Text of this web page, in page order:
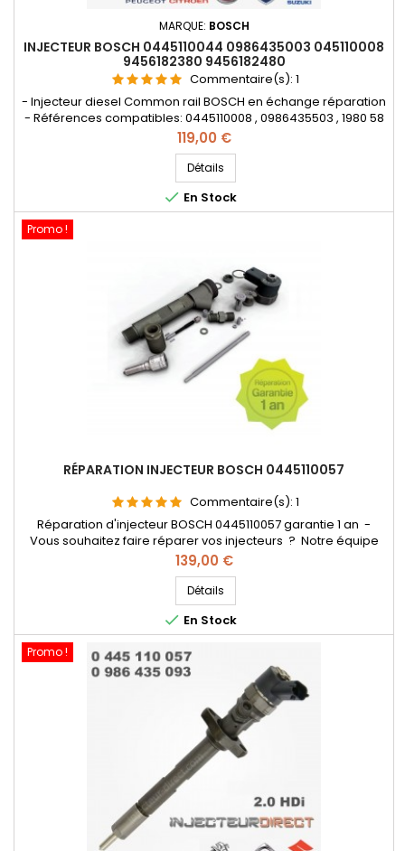
MARQUE: BOSCH
INJECTEUR BOSCH 0445110044 0986435003 045110008
9456182380 9456182480
Commentaire(s): 1
- Injecteur diesel Common rail BOSCH en échange réparation
- Références compatibles: 0445110008 , 0986435503 , 1980 58
- 1980 71 - 1980 72 - 1980 93 - 1980 CK - 96 255 425 - 96 375 360
- 96 408 953 , 9456182380 , 9456182480 , 15310 67G00 000 -
15310 67G12 000 - 15310-67G00 - 15310-67G12 - Pour
motorisation Peugeot Citroen PSA 2.0 HDI ,...
Prix
119,00 €
Détails
 En Stock
Promo !
RÉPARATION INJECTEUR BOSCH 0445110057
Commentaire(s): 1
Réparation d'injecteur BOSCH 0445110057 garantie 1 an -
Vous souhaitez faire réparer vos injecteurs ? Notre équipe
est spécialisée dans la rénovation d'injecteurs diesel BOSCH
Common rail. - Les injecteurs sont réparés selon un protocole
de réparation précis , avec des pièces d'origine.
Prix
139,00 €
Détails
 En Stock
Promo !